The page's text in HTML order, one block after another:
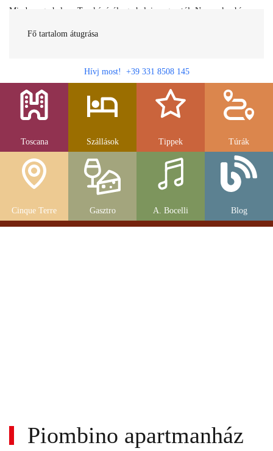
Fő tartalom átugrása
Minden egy helyen Toszkánáról egy helyi magyartól. Nemcsak a híres
gasztronomia....
Hívj most! +39 331 8508 145
Toscana Szállások Tippek Túrák
Cinque Terre Gasztro A. Bocelli Blog
Piombino apartmanház